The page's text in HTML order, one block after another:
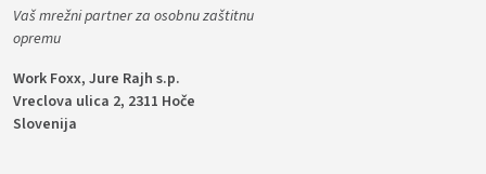
Vaš mrežni partner za osobnu zaštitnu
opremu
Work Foxx, Jure Rajh s.p.
Vreclova ulica 2, 2311 Hoče
Slovenija